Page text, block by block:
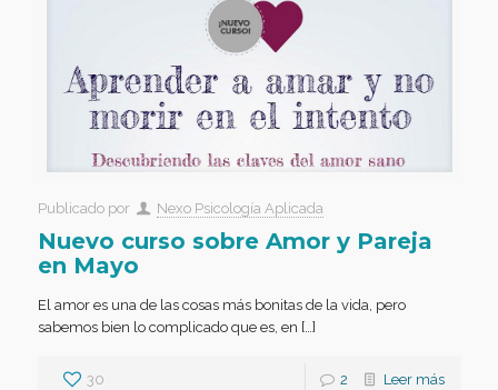
Publicado por Nexo Psicología Aplicada
Nuevo curso sobre Amor y Pareja
en Mayo
El amor es una de las cosas más bonitas de la vida, pero
sabemos bien lo complicado que es, en […]
30 2 Leer más